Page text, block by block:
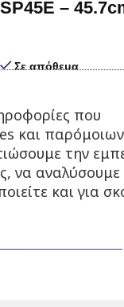
SP45E –
Σε απόθεμα
Προσθήκη στο
ΜΑΧΑΙΡΙ
που
και παρόμοιων
την
να αναλύσουμε
και για